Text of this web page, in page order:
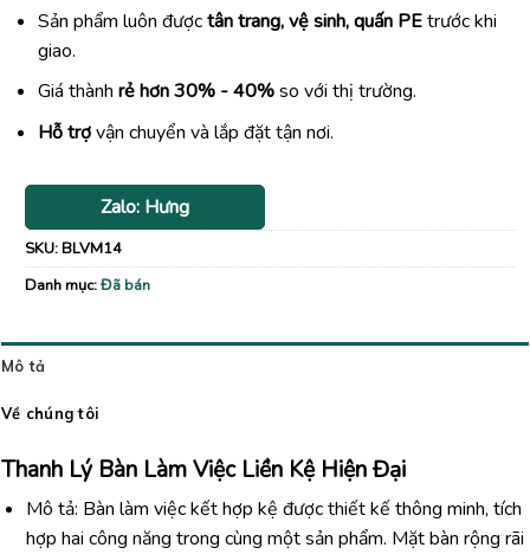
Sản phẩm luôn đượctân trang, vệ sinh, quấn PEtrước khi
giao.
Giá thành rẻ hơn 30% - 40%so với thị trường.
Hỗ trợvận chuyển và lắp đặt tận nơi.
Zalo: Hưng
SKU:BLVM14
Danh mục:Đã bán
Mô tả
Về chúng tôi
Thanh Lý Bàn Làm Việc Liền Kệ Hiện Đại
Mô tả: Bàn làm việc kết hợp kệ được thiết kế thông minh, tích
hợp hai công năng trong cùng một sản phẩm. Mặt bàn rộng rãi